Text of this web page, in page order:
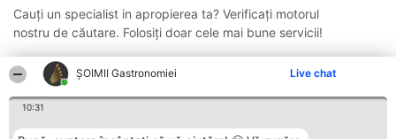
ȘOIMII Gastronomiei Live chat
10:31
Cauți un specialist in apropierea ta? Verificați motorul
nostru de căutare. Folosiți doar cele mai bune servicii!